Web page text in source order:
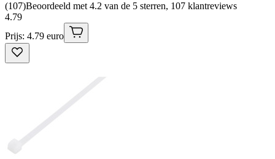
(107)Beoordeeld met 4.2 van de 5 sterren, 107 klantreviews
4.79
Prijs: 4.79 euro